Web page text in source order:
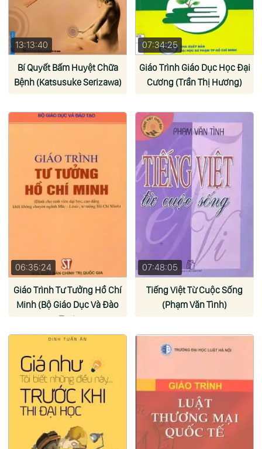
13:13:40
Bí Quyết Bấm Huyệt Chữa
Bệnh (Katsusuke Serizawa)
07:34:25
Giáo Trình Giáo Dục Học Đại
Cương (Trần Thị Hương)
06:35:24
Giáo Trình Tư Tưởng Hồ Chí
Minh (Bộ Giáo Dục Và Đào
Tạo)
07:48:05
Tiếng Việt Từ Cuộc Sống
(Phạm Văn Tình)